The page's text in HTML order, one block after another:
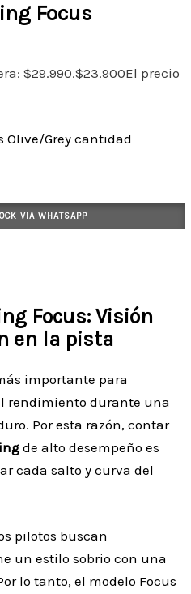
Focus
$29.990.$23.900El precio
Olive/Grey cantidad
VIA WHATSAPP
Focus: Visión
en la pista
importante para
rendimiento durante una
Por esta razón, contar
de alto desempeño es
cada salto y curva del
pilotos buscan
un estilo sobrio con una
lo tanto, el modelo Focus